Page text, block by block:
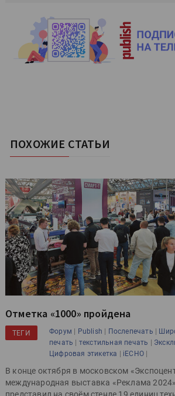
ПОХОЖИЕ СТАТЬИ
Отметка «1000» пройдена
ТЕГИ Форум | Publish | Послепечать |
печать | текстильная печать |
Цифровая этикетка | iECHO |
В конце октября в московском
международная выставка «Реклама